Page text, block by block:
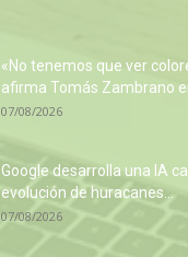
«No tenemos que ver
afirma Tomás Zambrano
07/08/2026
Google desarrolla una IA
evolución de huracanes...
07/08/2026